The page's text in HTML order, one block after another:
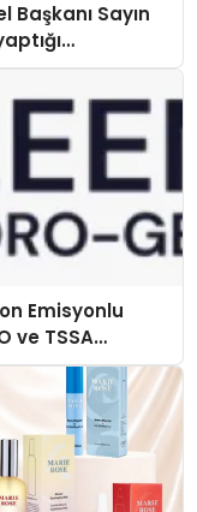
Sayın
Emisyonlu
ve TSSA